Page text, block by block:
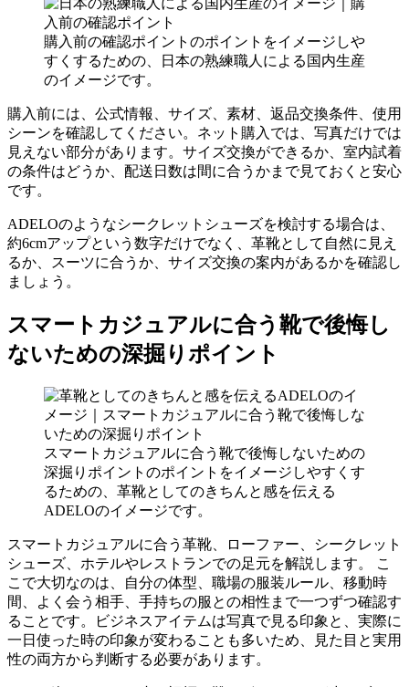
購入前の確認ポイントのポイントをイメージしや
すくするための、日本の熟練職人による国内生産
のイメージです。
購入前には、公式情報、サイズ、素材、返品交換条件、使用
シーンを確認してください。ネット購入では、写真だけでは
見えない部分があります。サイズ交換ができるか、室内試着
の条件はどうか、配送日数は間に合うかまで見ておくと安心
です。
ADELOのようなシークレットシューズを検討する場合は、
約6cmアップという数字だけでなく、革靴として自然に見え
るか、スーツに合うか、サイズ交換の案内があるかを確認し
ましょう。
スマートカジュアルに合う靴で後悔し
ないための深掘りポイント
スマートカジュアルに合う靴で後悔しないための
深掘りポイントのポイントをイメージしやすくす
るための、革靴としてのきちんと感を伝える
ADELOのイメージです。
スマートカジュアルに合う革靴、ローファー、シークレット
シューズ、ホテルやレストランでの足元を解説します。 こ
こで大切なのは、自分の体型、職場の服装ルール、移動時
間、よく会う相手、手持ちの服との相性まで一つずつ確認す
ることです。ビジネスアイテムは写真で見る印象と、実際に
一日使った時の印象が変わることも多いため、見た目と実用
性の両方から判断する必要があります。